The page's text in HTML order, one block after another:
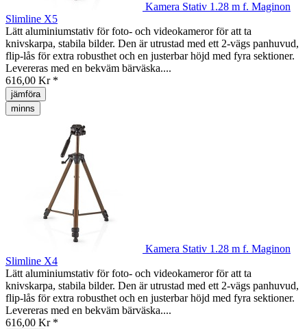
Kamera Stativ 1.28 m f. Maginon
Slimline X5
Lätt aluminiumstativ för foto- och videokameror för att ta
knivskarpa, stabila bilder. Den är utrustad med ett 2-vägs panhuvud,
flip-lås för extra robusthet och en justerbar höjd med fyra sektioner.
Levereras med en bekväm bärväska....
616,00 Kr *
jämföra
minns
Kamera Stativ 1.28 m f. Maginon
Slimline X4
Lätt aluminiumstativ för foto- och videokameror för att ta
knivskarpa, stabila bilder. Den är utrustad med ett 2-vägs panhuvud,
flip-lås för extra robusthet och en justerbar höjd med fyra sektioner.
Levereras med en bekväm bärväska....
616,00 Kr *